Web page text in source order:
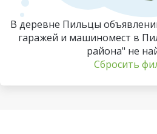
В деревне Пильцы
гаражей и машиномест в
района" не
Сбросить